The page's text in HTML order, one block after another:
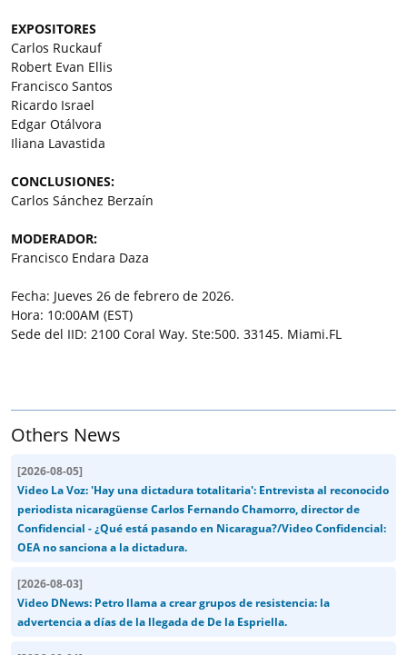
EXPOSITORES
Carlos Ruckauf
Robert Evan Ellis
Francisco Santos
Ricardo Israel
Edgar Otálvora
Iliana Lavastida
CONCLUSIONES:
Carlos Sánchez Berzaín
MODERADOR:
Francisco Endara Daza
Fecha: Jueves 26 de febrero de 2026.
Hora: 10:00AM (EST)
Sede del IID: 2100 Coral Way. Ste:500. 33145. Miami.FL
Others News
[2026-08-05]
Video La Voz: 'Hay una dictadura totalitaria': Entrevista al reconocido
periodista nicaragüense Carlos Fernando Chamorro, director de
Confidencial - ¿Qué está pasando en Nicaragua?/Video Confidencial:
OEA no sanciona a la dictadura.
[2026-08-03]
Video DNews: Petro llama a crear grupos de resistencia: la
advertencia a días de la llegada de De la Espriella.